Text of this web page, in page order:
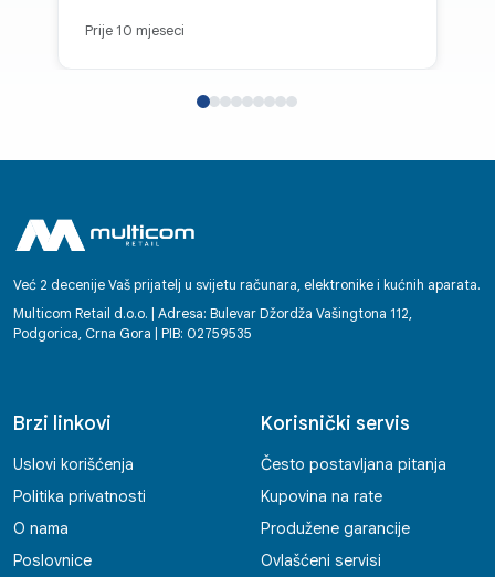
has been opened already. If you are planing
keyboard, please pay attention to ZEE
Prije 10 mjeseci
Već 2 decenije Vaš prijatelj u svijetu računara, elektronike i kućnih aparata.
Multicom Retail d.o.o. | Adresa: Bulevar Džordža Vašingtona 112,
Podgorica, Crna Gora | PIB: 02759535
Brzi linkovi
Uslovi korišćenja
Politika privatnosti
O nama
Poslovnice
Korisnički servis
Često postavljana pitanja
Kupovina na rate
Produžene garancije
Ovlašćeni servisi